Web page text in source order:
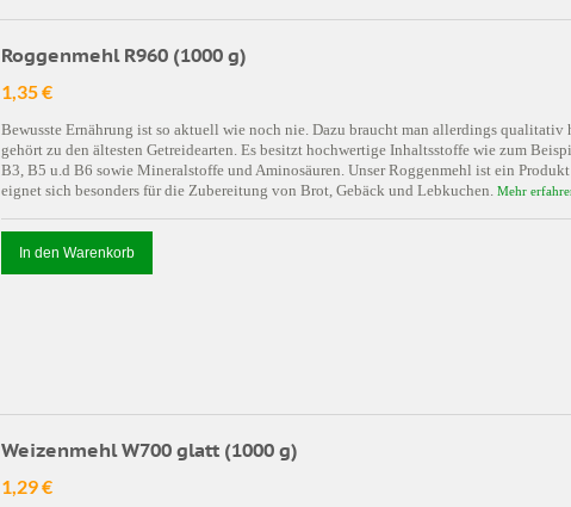
Roggenmehl R960 (1000 g)
1,35 €
Bewusste Ernährung ist so aktuell wie noch nie. Dazu braucht man allerdings qualitativ
gehört zu den ältesten Getreidearten. Es besitzt hochwertige Inhaltsstoffe wie zum
B3, B5 u.d B6 sowie Mineralstoffe und Aminosäuren. Unser Roggenmehl ist ein
eignet sich besonders für die Zubereitung von Brot, Gebäck und Lebkuchen. Mehr
In den Warenkorb
Weizenmehl W700 glatt (1000 g)
1,29 €